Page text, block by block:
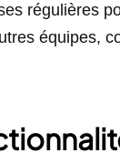
régulières
équipes,